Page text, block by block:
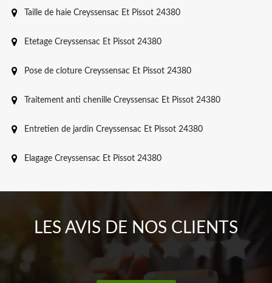
Taille de haie Creyssensac Et Pissot 24380
Etetage Creyssensac Et Pissot 24380
Pose de cloture Creyssensac Et Pissot 24380
Traitement anti chenille Creyssensac Et Pissot 24380
Entretien de jardin Creyssensac Et Pissot 24380
Elagage Creyssensac Et Pissot 24380
LES AVIS DE NOS CLIENTS